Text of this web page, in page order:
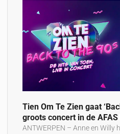
Tien Om Te Zien gaat
groots concert in de AFAS
ANTWERPEN – Anne en Willy